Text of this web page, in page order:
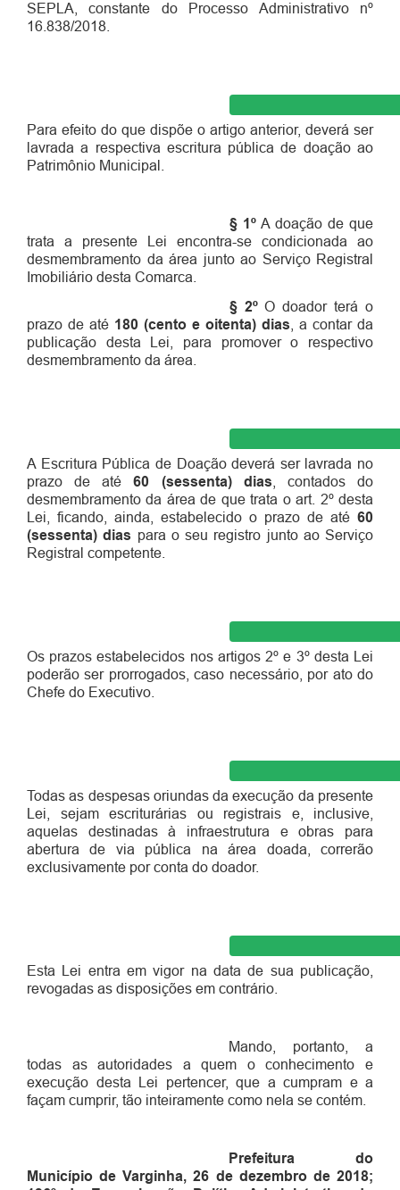
SEPLA, constante do Processo Administrativo nº
16.838/2018.
Para efeito do que dispõe o artigo anterior, deverá ser
lavrada a respectiva escritura pública de doação ao
Patrimônio Municipal.
§ 1ºA doação de que
trata a presente Lei encontra-se condicionada ao
desmembramento da área junto ao Serviço Registral
Imobiliário desta Comarca.
§ 2ºO doador terá o
prazo de até 180 (cento e oitenta) dias , a contar da
publicação desta Lei, para promover o respectivo
desmembramento da área.
A Escritura Pública de Doação deverá ser lavrada no
prazo de até60 (sessenta) dias , contados do
desmembramento da área de que trata o art. 2º desta
Lei, ficando, ainda, estabelecido o prazo de até 60
(sessenta) dias para o seu registro junto ao Serviço
Registral competente.
Os prazos estabelecidos nos artigos 2º e 3º desta Lei
poderão ser prorrogados, caso necessário, por ato do
Chefe do Executivo.
Todas as despesas oriundas da execução da presente
Lei, sejam escriturárias ou registrais e, inclusive,
aquelas destinadas à infraestrutura e obras para
abertura de via pública na área doada, correrão
exclusivamente por conta do doador.
Esta Lei entra em vigor na data de sua publicação,
revogadas as disposições em contrário.
Mando, portanto, a
todas as autoridades a quem o conhecimento e
execução desta Lei pertencer, que a cumpram e a
façam cumprir, tão inteiramente como nela se contém.
Prefeitura do
Município de Varginha,26 de dezembrode2018;